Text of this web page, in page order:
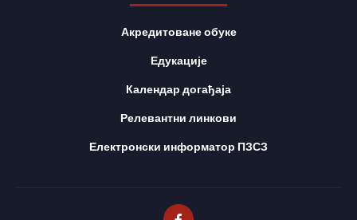
Акредитоване обуке
Едукације
Календар догађаја
Релевантни линкови
Електронски информатор ПЗСЗ